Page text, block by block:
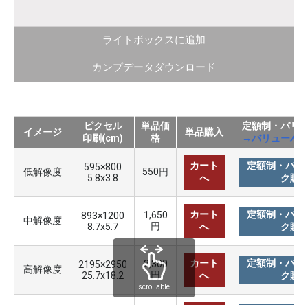
ライトボックスに追加
カンプデータダウンロード
イメージ
ピクセル
印刷(cm)
単品価
格
単品購入
定額制・バリ
→バリューパ
低解像度
595×800
5.8x3.8
550円
カート
へ
定額制・バリ
ク購
中解像度
893×1200
8.7x5.7
1,650
円
カート
へ
定額制・バリ
ク購
高解像度
2195×2950
25.7x18.2
3,300
円
カート
へ
定額制・バリ
ク購
scrollable